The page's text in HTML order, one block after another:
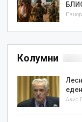
Колумни
Азис